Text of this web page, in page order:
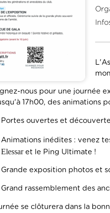
nous pour une journée
17h00, des animations
Portes ouvertes et
Animations inédites : venez
Elessaret le Ping Ultimate !
Grande exposition photos et
Grand rassemblement des
se clôturera dans la